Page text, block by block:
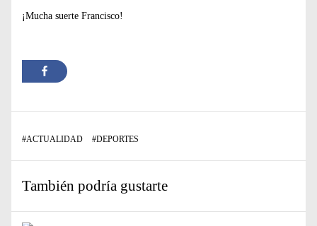
¡Mucha suerte Francisco!
#ACTUALIDAD #DEPORTES
También podría gustarte